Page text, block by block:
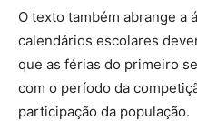
O texto também abrange a
calendários escolares
que as férias do primeiro
com o período da
participação da população.